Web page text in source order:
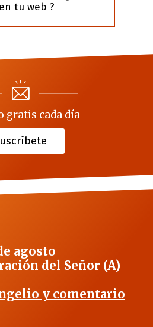
en tu web ?
gratis cada día
agosto
del Señor (A)
y comentario